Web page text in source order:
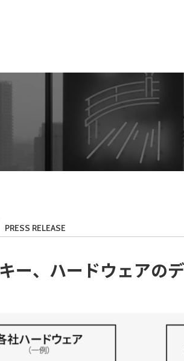
PRESS RELEASE
ー、ハードウェアの